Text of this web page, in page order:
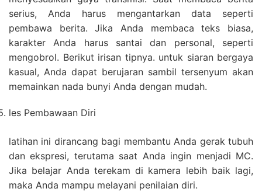
serius, Anda harus mengantarkan data seperti
pembawa berita. Jika Anda membaca teks biasa,
karakter Anda harus santai dan personal, seperti
mengobrol. Berikut irisan tipnya. untuk siaran bergaya
kasual, Anda dapat berujaran sambil tersenyum akan
memainkan nada bunyi Anda dengan mudah.
les Pembawaan Diri
latihan ini dirancang bagi membantu Anda gerak tubuh
dan ekspresi, terutama saat Anda ingin menjadi MC.
Jika belajar Anda terekam di kamera lebih baik lagi,
maka Anda mampu melayani penilaian diri.